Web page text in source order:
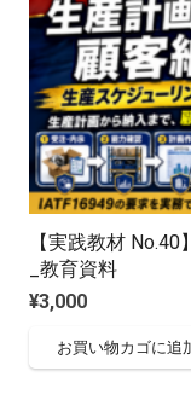
【実践教材
_教育資料
¥3,000
お買い物カゴに追